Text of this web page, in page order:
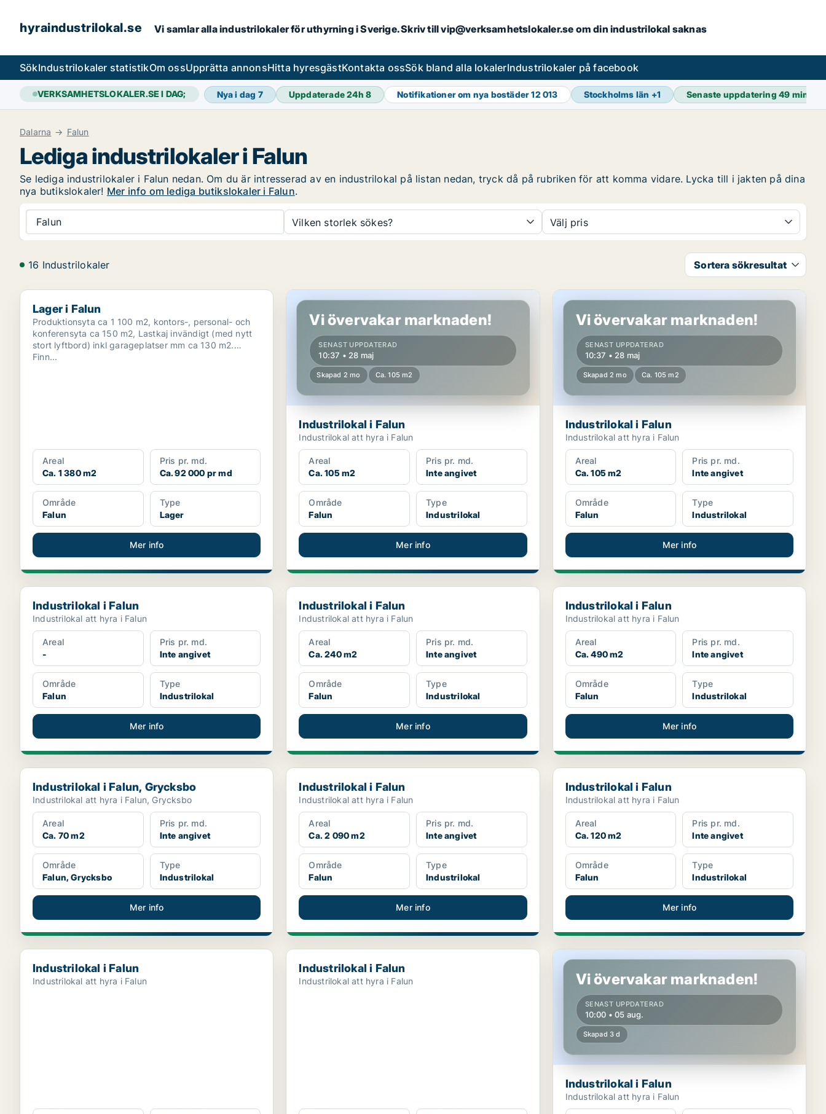
hyraindustrilokal.se Vi samlar alla industrilokaler för uthyrning i Sverige. Skriv till vip@verksamhetslokaler.se om din industrilokal saknas
SökIndustrilokaler statistikOm ossUpprätta annonsHitta hyresgästKontakta ossSök bland alla lokalerIndustrilokaler på facebook
VERKSAMHETSLOKALER.SE I DAG; Nya i dag 7 Uppdaterade 24h8 Notifikationer om nya bostäder12 013 Stockholms län +1 Senaste uppdatering49 min
Dalarna Falun
Lediga industrilokaler i Falun
Se lediga industrilokaler i Falun nedan. Om du är intresserad av en industrilokal på listan nedan, tryck då på rubriken för att komma vidare. Lycka till i jakten på dina
nya butikslokaler! Mer info om lediga butikslokaler i Falun.
Falun Vilken storlek sökes? Välj pris
16 Industrilokaler Sortera sökresultat
Lager i Falun
Lager i Falun
Produktionsyta ca 1 100 m2, kontors-, personal- och
konferensyta ca 150 m2, Lastkaj invändigt (med nytt
stort lyftbord) inkl garageplatser mm ca 130 m2.
Finn...
Areal
Ca. 1 380 m2
Pris pr. md.
Ca. 92 000 pr md
Område
Falun
Type
Lager
Mer info
Industrilokal i Falun
Vi övervakar marknaden!
SENAST UPPDATERAD
10:37 • 28 maj
Skapad 2 mo Ca. 105 m2
Industrilokal i Falun
Industrilokal att hyra i Falun
Areal
Ca. 105 m2
Pris pr. md.
Inte angivet
Område
Falun
Type
Industrilokal
Mer info
Industrilokal i Falun
Vi övervakar marknaden!
SENAST UPPDATERAD
10:37 • 28 maj
Skapad 2 mo Ca. 105 m2
Industrilokal i Falun
Industrilokal att hyra i Falun
Areal
Ca. 105 m2
Pris pr. md.
Inte angivet
Område
Falun
Type
Industrilokal
Mer info
Industrilokal i Falun
Industrilokal i Falun
Industrilokal att hyra i Falun
Areal
-
Pris pr. md.
Inte angivet
Område
Falun
Type
Industrilokal
Mer info
Industrilokal i Falun
Industrilokal i Falun
Industrilokal att hyra i Falun
Areal
Ca. 240 m2
Pris pr. md.
Inte angivet
Område
Falun
Type
Industrilokal
Mer info
Industrilokal i Falun
Industrilokal i Falun
Industrilokal att hyra i Falun
Areal
Ca. 490 m2
Pris pr. md.
Inte angivet
Område
Falun
Type
Industrilokal
Mer info
Industrilokal i Falun, Grycksbo
Industrilokal i Falun, Grycksbo
Industrilokal att hyra i Falun, Grycksbo
Areal
Ca. 70 m2
Pris pr. md.
Inte angivet
Område
Falun, Grycksbo
Type
Industrilokal
Mer info
Industrilokal i Falun
Industrilokal i Falun
Industrilokal att hyra i Falun
Areal
Ca. 2 090 m2
Pris pr. md.
Inte angivet
Område
Falun
Type
Industrilokal
Mer info
Industrilokal i Falun
Industrilokal i Falun
Industrilokal att hyra i Falun
Areal
Ca. 120 m2
Pris pr. md.
Inte angivet
Område
Falun
Type
Industrilokal
Mer info
Industrilokal i Falun
Industrilokal i Falun
Industrilokal att hyra i Falun
Industrilokal i Falun
Industrilokal i Falun
Industrilokal att hyra i Falun
Industrilokal i Falun
Vi övervakar marknaden!
SENAST UPPDATERAD
10:00 • 05 aug.
Skapad 3 d
Industrilokal i Falun
Industrilokal att hyra i Falun